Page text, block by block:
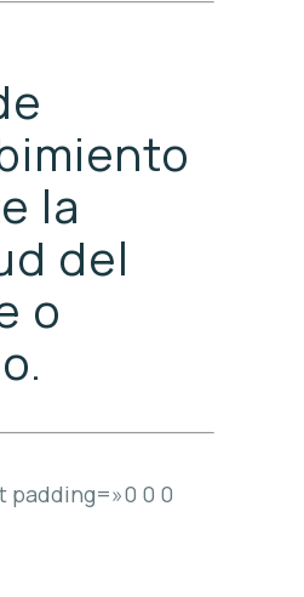
la
del
o
padding=»0 0 0